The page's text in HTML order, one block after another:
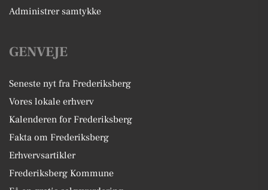
Administrer samtykke
GENVEJE
Seneste nyt fra Frederiksberg
Vores lokale erhverv
Kalenderen for Frederiksberg
Fakta om Frederiksberg
Erhvervsartikler
Frederiksberg Kommune